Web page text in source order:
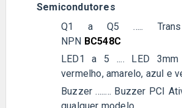
Semicondutores
Q1 a Q5 ..... T
NPN BC548C
LED1 a 5 .... LED 3mm
vermelho, amarelo, azul e
Buzzer ........ Buzzer PCI
qualquer modelo